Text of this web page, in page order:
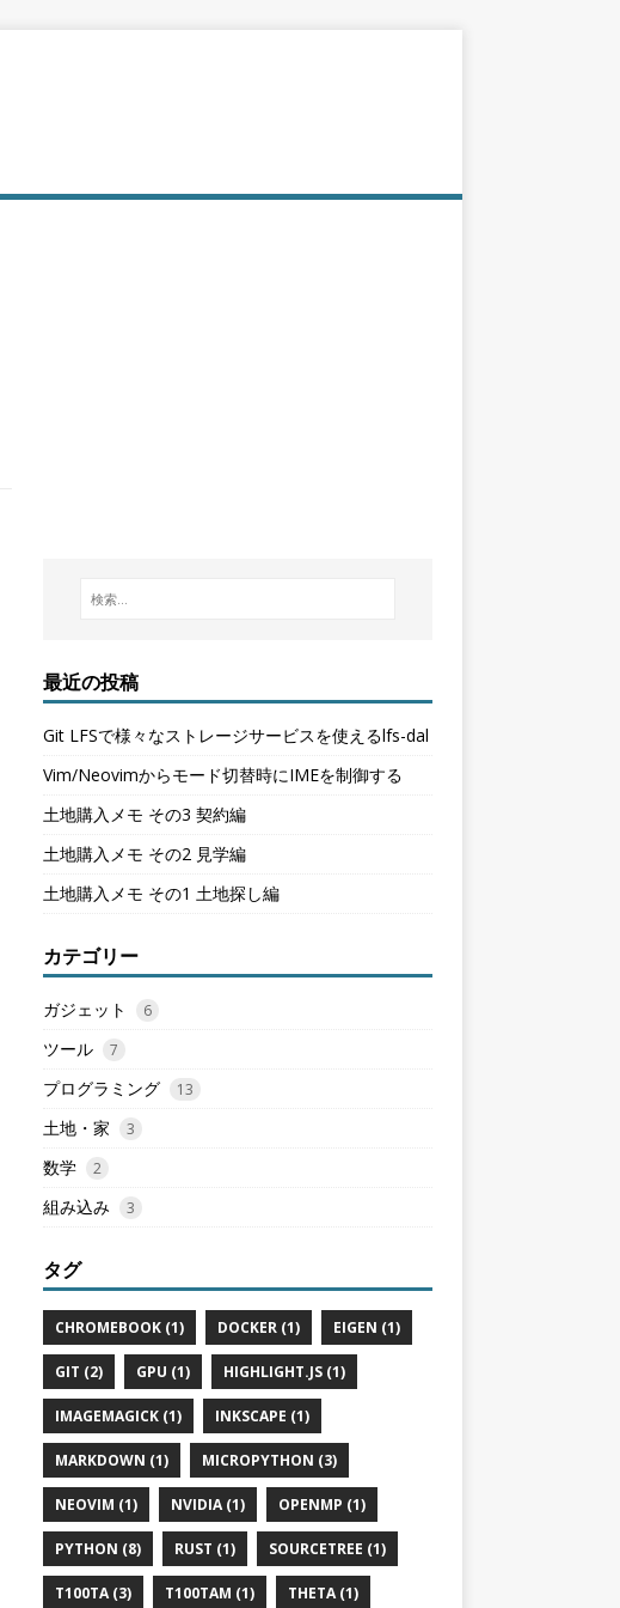
最近の投稿
Git LFSで様々なストレージサービスを使えるlfs-dal
Vim/Neovimからモード切替時にIMEを制御する
土地購入メモ その3 契約編
土地購入メモ その2 見学編
土地購入メモ その1 土地探し編
カテゴリー
ガジェット 6
ツール 7
プログラミング 13
土地・家 3
数学 2
組み込み 3
タグ
CHROMEBOOK (1) DOCKER (1) EIGEN (1)
GIT (2) GPU (1) HIGHLIGHT.JS (1)
IMAGEMAGICK (1) INKSCAPE (1)
MARKDOWN (1) MICROPYTHON (3)
NEOVIM (1) NVIDIA (1) OPENMP (1)
PYTHON (8) RUST (1) SOURCETREE (1)
T100TA (3) T100TAM (1) THETA (1)